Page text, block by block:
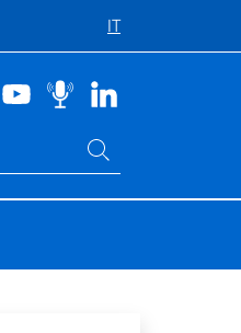
IT
live